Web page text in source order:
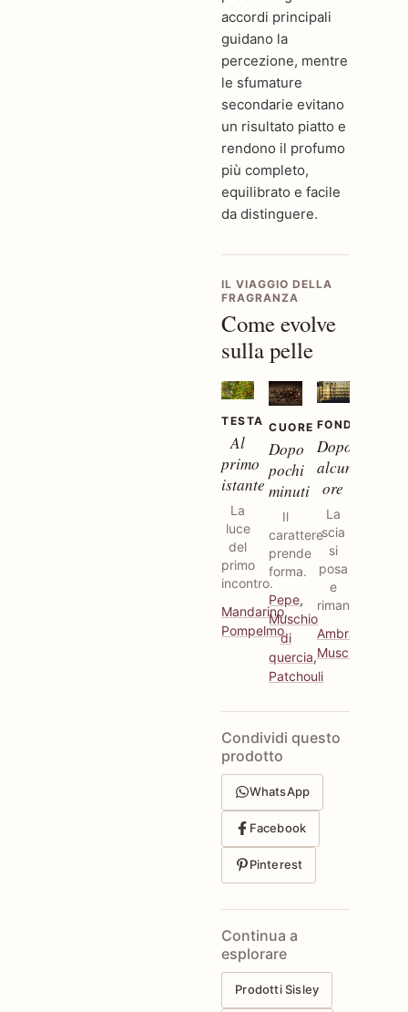
accordi principali
guidano la
percezione, mentre
le sfumature
secondarie evitano
un risultato piatto e
rendono il profumo
più completo,
equilibrato e facile
da distinguere.
IL VIAGGIO DELLA
FRAGRANZA
Come evolve
sulla pelle
TESTA
Al
primo
istante
La
luce
del
primo
incontro.
Mandarino,
Pompelmo
CUORE
Dopo
pochi
minuti
Il
carattere
prende
forma.
Pepe,
Muschio
di
quercia,
Patchouli
FONDO
Dopo
alcune
ore
La
scia
si
posa
e
rimane.
Ambrato
Muschiato
Condividi questo
prodotto
WhatsApp
Facebook
Pinterest
Continua a
esplorare
Prodotti Sisley